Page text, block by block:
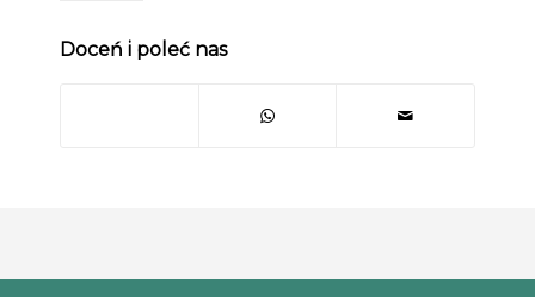
Doceń i poleć nas